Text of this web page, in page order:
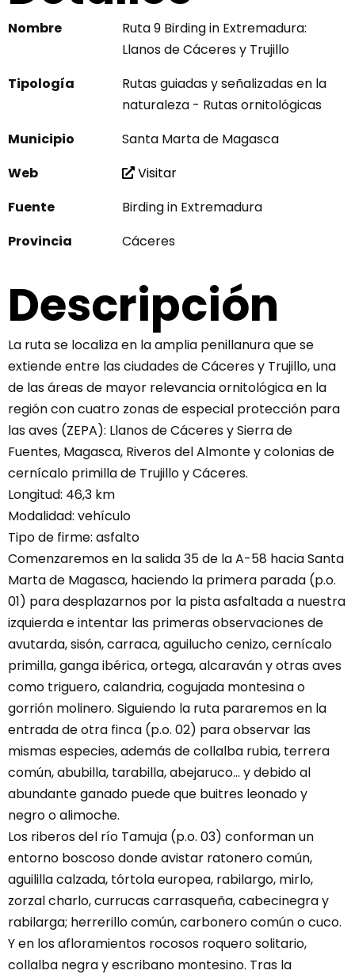
Nombre
Ruta 9 Birding in Extremadura:
Llanos de Cáceres y Trujillo
Tipología
Rutas guiadas y señalizadas en la
naturaleza - Rutas ornitológicas
Provincia Cáceres
Municipio
Santa Marta de Magasca
Web
Visitar
Fuente
Birding in Extremadura
Descripción
La ruta se localiza en la amplia penillanura que se
extiende entre las ciudades de Cáceres y Trujillo, una
de las áreas de mayor relevancia ornitológica en la
región con cuatro zonas de especial protección para
las aves (ZEPA): Llanos de Cáceres y Sierra de
Fuentes, Magasca, Riveros del Almonte y colonias de
cernícalo primilla de Trujillo y Cáceres.
Longitud: 46,3 km
Modalidad: vehículo
Tipo de firme: asfalto
Comenzaremos en la salida 35 de la A-58 hacia Santa
Marta de Magasca, haciendo la primera parada (p.o.
01) para desplazarnos por la pista asfaltada a nuestra
izquierda e intentar las primeras observaciones de
avutarda, sisón, carraca, aguilucho cenizo, cernícalo
primilla, ganga ibérica, ortega, alcaraván y otras aves
como triguero, calandria, cogujada montesina o
gorrión molinero. Siguiendo la ruta pararemos en la
entrada de otra finca (p.o. 02) para observar las
mismas especies, además de collalba rubia, terrera
común, abubilla, tarabilla, abejaruco... y debido al
abundante ganado puede que buitres leonado y
negro o alimoche.
Los riberos del río Tamuja (p.o. 03) conforman un
entorno boscoso donde avistar ratonero común,
aguililla calzada, tórtola europea, rabilargo, mirlo,
zorzal charlo, currucas carrasqueña, cabecinegra y
rabilarga; herrerillo común, carbonero común o cuco.
Y en los afloramientos rocosos roquero solitario,
collalba negra y escribano montesino. Tras la